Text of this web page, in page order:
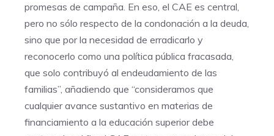
promesas de campaña. En eso, el CAE es central,
pero no sólo respecto de la condonación a la deuda,
sino que por la necesidad de erradicarlo y
reconocerlo como una política pública fracasada,
que solo contribuyó al endeudamiento de las
familias”, añadiendo que “consideramos que
cualquier avance sustantivo en materias de
financiamiento a la educación superior debe